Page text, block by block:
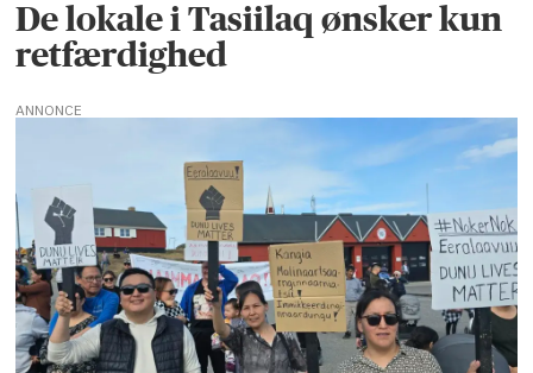
De lokale i Tasiilaq ønsker kun
retfærdighed
ANNONCE